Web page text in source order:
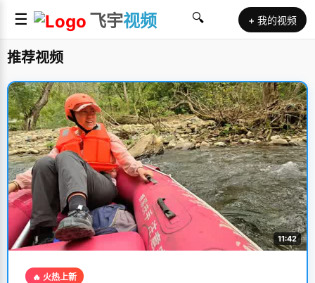
☰ 飞宇视频 🔍 + 我的视频
推荐视频
11:42
🔥 火热上新